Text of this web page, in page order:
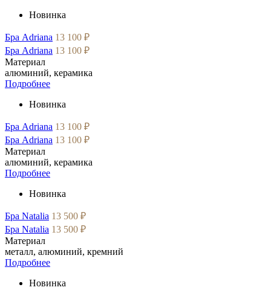
Новинка
Бра Adriana 13 100 ₽
Бра Adriana 13 100 ₽
Материал
алюминий, керамика
Подробнее
Новинка
Бра Adriana 13 100 ₽
Бра Adriana 13 100 ₽
Материал
алюминий, керамика
Подробнее
Новинка
Бра Natalia 13 500 ₽
Бра Natalia 13 500 ₽
Материал
металл, алюминий, кремний
Подробнее
Новинка